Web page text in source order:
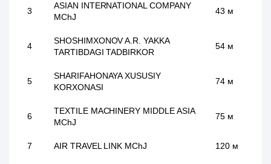
3
ASIAN INTERNATIONAL COMPANY
MChJ
43 м
4
SHOSHIMXONOV A.R. YAKKA
TARTIBDAGI TADBIRKOR
54 м
5
SHARIFAHONAYA XUSUSIY
KORXONASI
74 м
6
TEXTILE MACHINERY MIDDLE ASIA
MChJ
75 м
7 AIR TRAVEL LINK MChJ 120 м